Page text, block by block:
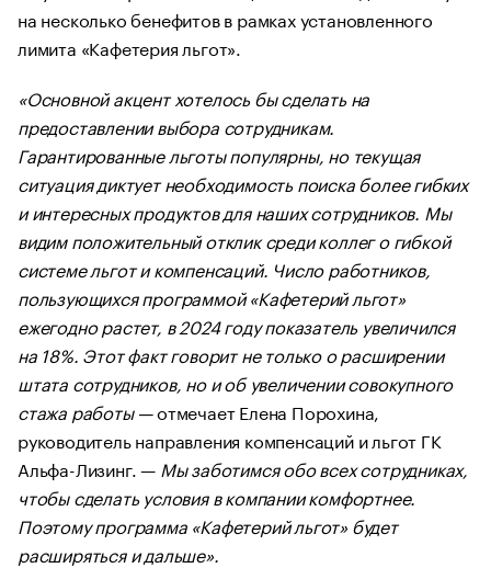
на несколько бенефитов в рамках установленного
лимита «Кафетерия льгот».
«Основной акцент хотелось бы сделать на
предоставлении выбора сотрудникам.
Гарантированные льготы популярны, но текущая
ситуация диктует необходимость поиска более гибких
и интересных продуктов для наших сотрудников. Мы
видим положительный отклик среди коллег о гибкой
системе льгот и компенсаций. Число работников,
пользующихся программой «Кафетерий льгот»
ежегодно растет, в 2024 году показатель увеличился
на 18%. Этот факт говорит не только о расширении
штата сотрудников, но и об увеличении совокупного
стажа работы —отмечает Елена Порохина,
руководитель направления компенсаций и льгот ГК
Альфа-Лизинг. — Мы заботимся обо всех сотрудниках,
чтобы сделать условия в компании комфортнее.
Поэтому программа «Кафетерий льгот» будет
расширяться и дальше».